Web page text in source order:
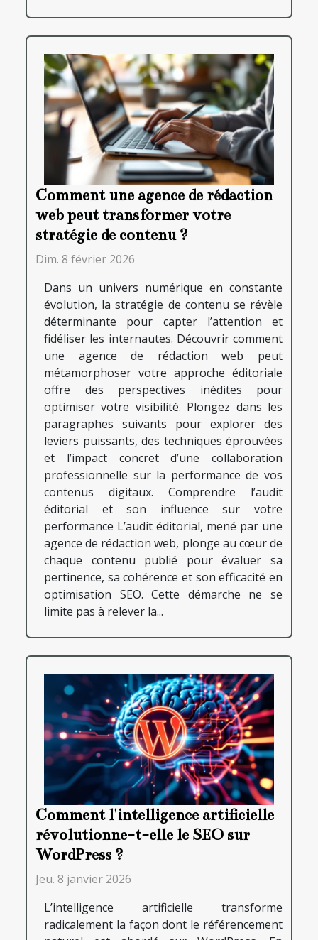
Comment une agence de rédaction
web peut transformer votre
stratégie de contenu ?
Dim. 8 février 2026
Dans un univers numérique en constante
évolution, la stratégie de contenu se révèle
déterminante pour capter l’attention et
fidéliser les internautes. Découvrir comment
une agence de rédaction web peut
métamorphoser votre approche éditoriale
offre des perspectives inédites pour
optimiser votre visibilité. Plongez dans les
paragraphes suivants pour explorer des
leviers puissants, des techniques éprouvées
et l’impact concret d’une collaboration
professionnelle sur la performance de vos
contenus digitaux. Comprendre l’audit
éditorial et son influence sur votre
performance L’audit éditorial, mené par une
agence de rédaction web, plonge au cœur de
chaque contenu publié pour évaluer sa
pertinence, sa cohérence et son efficacité en
optimisation SEO. Cette démarche ne se
limite pas à relever la...
Comment l'intelligence artificielle
révolutionne-t-elle le SEO sur
WordPress ?
Jeu. 8 janvier 2026
L’intelligence artificielle transforme
radicalement la façon dont le référencement